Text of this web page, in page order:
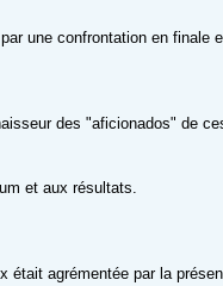
une confrontation en finale
des "aficionados" de
et aux résultats.
était agrémentée par la